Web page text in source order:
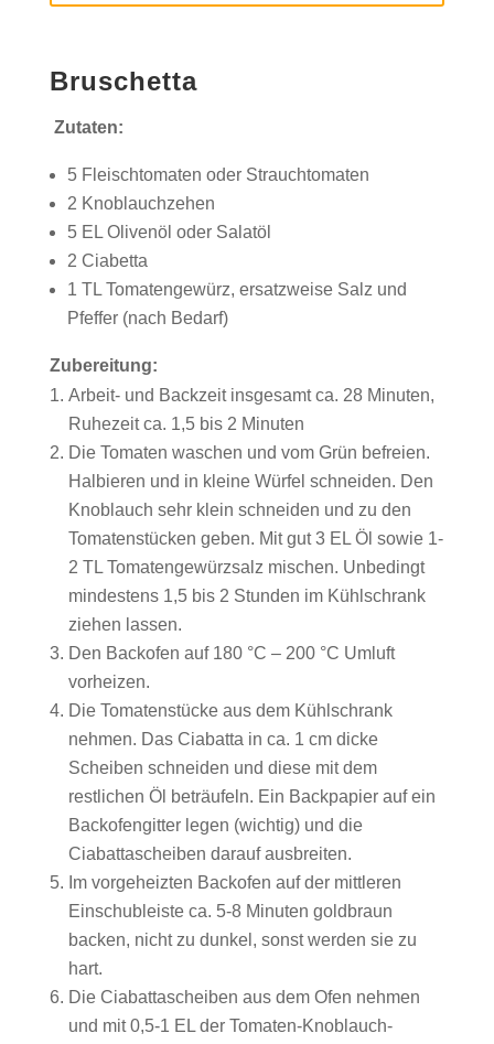
Bruschetta
Zutaten:
5 Fleischtomaten oder Strauchtomaten
2 Knoblauchzehen
5 EL Olivenöl oder Salatöl
2 Ciabetta
1 TL Tomatengewürz, ersatzweise Salz und
Pfeffer (nach Bedarf)
Zubereitung:
Arbeit- und Backzeit insgesamt ca. 28 Minuten,
Ruhezeit ca. 1,5 bis 2 Minuten
Die Tomaten waschen und vom Grün befreien.
Halbieren und in kleine Würfel schneiden. Den
Knoblauch sehr klein schneiden und zu den
Tomatenstücken geben. Mit gut 3 EL Öl sowie 1-
2 TL Tomatengewürzsalz mischen. Unbedingt
mindestens 1,5 bis 2 Stunden im Kühlschrank
ziehen lassen.
Den Backofen auf 180 °C – 200 °C Umluft
vorheizen.
Die Tomatenstücke aus dem Kühlschrank
nehmen. Das Ciabatta in ca. 1 cm dicke
Scheiben schneiden und diese mit dem
restlichen Öl beträufeln. Ein Backpapier auf ein
Backofengitter legen (wichtig) und die
Ciabattascheiben darauf ausbreiten.
Im vorgeheizten Backofen auf der mittleren
Einschubleiste ca. 5-8 Minuten goldbraun
backen, nicht zu dunkel, sonst werden sie zu
hart.
Die Ciabattascheiben aus dem Ofen nehmen
und mit 0,5-1 EL der Tomaten-Knoblauch-